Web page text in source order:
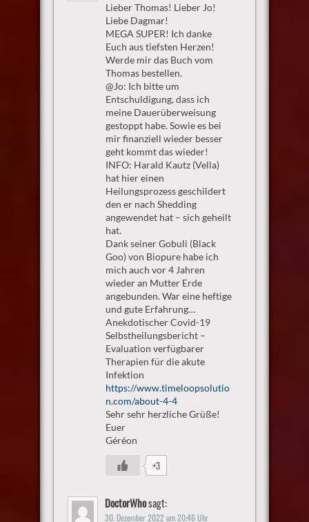
Lieber Thomas! Lieber Jo!
Liebe Dagmar!
MEGA SUPER! Ich danke
Euch aus tiefsten Herzen!
Werde mir das Buch vom
Thomas bestellen.
@Jo: Ich bitte um
Entschuldigung, dass ich
meine Dauerüberweisung
gestoppt habe. Sowie es bei
mir finanziell wieder besser
geht kommt das wieder!
INFO: Harald Kautz (Vella)
hat hier einen
Heilungsprozess geschildert
den er nach Shedding
angewendet hat – sich geheilt
hat.
Dank seiner Gobuli (Black
Goo) von Biopure habe ich
mich auch vor 4 Jahren
wieder an Mutter Erde
angebunden. War eine heftige
und gute Erfahrung…
Anekdotischer Covid-19
Selbstheilungsbericht –
Evaluation verfügbarer
Therapien für die akute
Infektion
https://www.timeloopsolutio
n.com/about-4-4
Sehr sehr herzliche Grüße!
Euer
Géréon
+3
DoctorWhosagt:
30. Dezember 2022 um 20:46 Uhr